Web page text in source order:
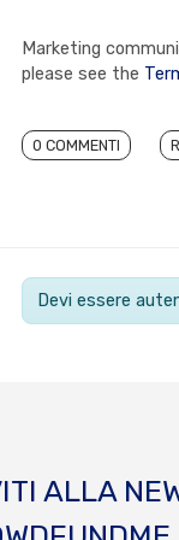
Marketing
please see the
0 COMMENTI
Devi essere
ALLA